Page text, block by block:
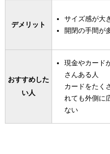
デメリット
サイズ感が大
開閉の手間が
おすすめした
い人
現金やカード
さんある人
カードをたく
れても外側に
ない